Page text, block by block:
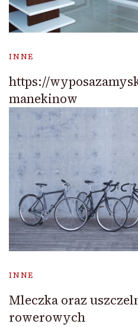
INNE
https://
manekinow
INNE
Mleczka oraz
rowerowych